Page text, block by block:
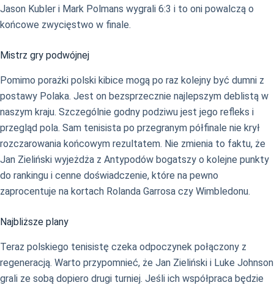
Jason Kubler i Mark Polmans wygrali 6:3 i to oni powalczą o
końcowe zwycięstwo w finale.
Mistrz gry podwójnej
Pomimo porażki polski kibice mogą po raz kolejny być dumni z
postawy Polaka. Jest on bezsprzecznie najlepszym deblistą w
naszym kraju. Szczególnie godny podziwu jest jego refleks i
przegląd pola. Sam tenisista po przegranym półfinale nie krył
rozczarowania końcowym rezultatem. Nie zmienia to faktu, że
Jan Zieliński wyjeżdża z Antypodów bogatszy o kolejne punkty
do rankingu i cenne doświadczenie, które na pewno
zaprocentuje na kortach Rolanda Garrosa czy Wimbledonu.
Najbliższe plany
Teraz polskiego tenisistę czeka odpoczynek połączony z
regeneracją. Warto przypomnieć, że Jan Zieliński i Luke Johnson
grali ze sobą dopiero drugi turniej. Jeśli ich współpraca będzie